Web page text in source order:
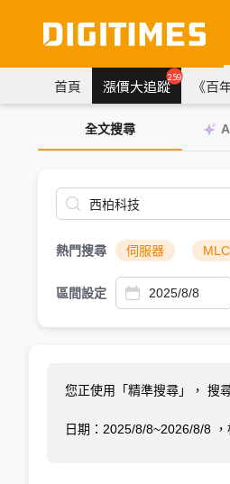
首頁 漲價大追蹤259 《百
全文搜尋
熱門搜尋 伺服器
區間設定
您正使用「精準搜尋」， 搜
日期： 2025/8/8~2026/8/8